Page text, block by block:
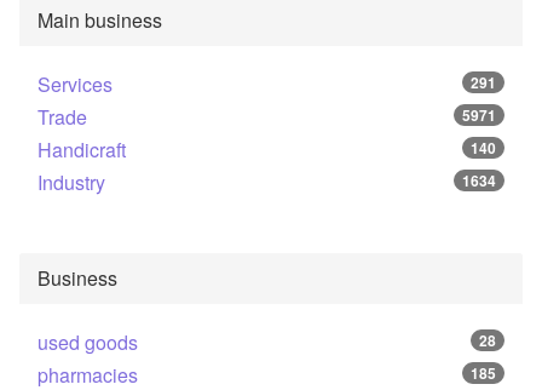
Main business
Services 291
Trade 5971
Handicraft 140
Industry 1634
Business
used goods 28
pharmacies 185